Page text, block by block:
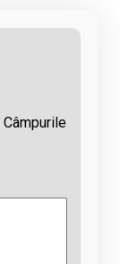
Câmpurile